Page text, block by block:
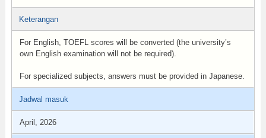
Keterangan
For English, TOEFL scores will be converted (the university’s
own English examination will not be required).
For specialized subjects, answers must be provided in Japanese.
Jadwal masuk
April, 2026